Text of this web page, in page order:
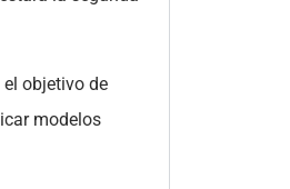
objetivo de
modelos